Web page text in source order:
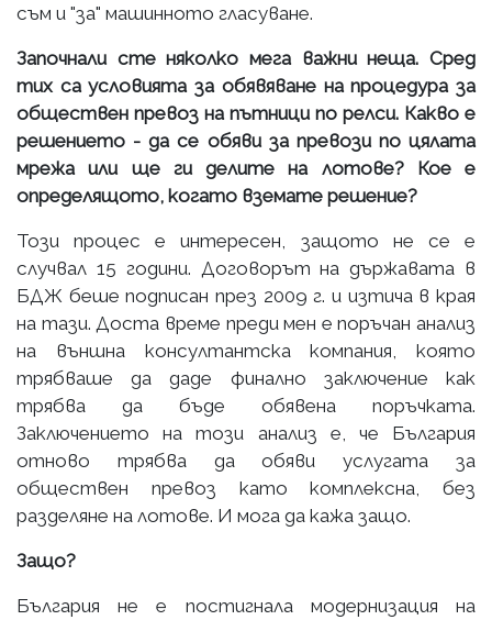
съм и "за" машинното гласуване.
Започнали сте няколко мега важни неща. Сред
тих са условията за обявяване на процедура за
обществен превоз на пътници по релси. Какво е
решението - да се обяви за превози по цялата
мрежа или ще ги делите на лотове? Кое е
определящото, когато вземате решение?
Този процес е интересен, защото не се е
случвал 15 години. Договорът на държавата в
БДЖ беше подписан през 2009 г. и изтича в края
на тази. Доста време преди мен е поръчан анализ
на външна консултантска компания, която
трябваше да даде финално заключение как
трябва да бъде обявена поръчката.
Заключението на този анализ е, че България
отново трябва да обяви услугата за
обществен превоз като комплексна, без
разделяне на лотове. И мога да кажа защо.
Защо?
България не е постигнала модернизация на